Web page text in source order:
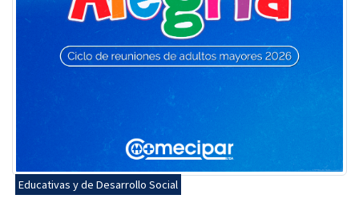
Educativas y de Desarrollo Social